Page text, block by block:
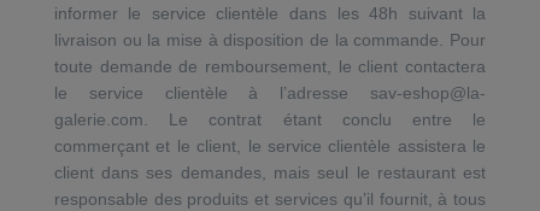
informer le service clientèle dans les 48h suivant la
livraison ou la mise à disposition de la commande. Pour
toute demande de remboursement, le client contactera
le service clientèle à l’adresse sav-eshop@la-
galerie.com. Le contrat étant conclu entre le
commerçant et le client, le service clientèle assistera le
client dans ses demandes, mais seul le restaurant est
responsable des produits et services qu’il fournit, à tous